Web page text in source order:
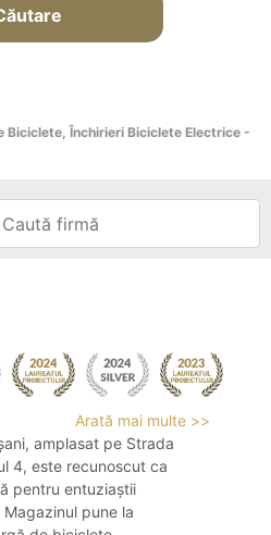
Biciclete, Închirieri Biciclete Electrice -
Arată mai multe >>
amplasat pe Strada
4, este recunoscut ca
pentru entuziaștii
pune la